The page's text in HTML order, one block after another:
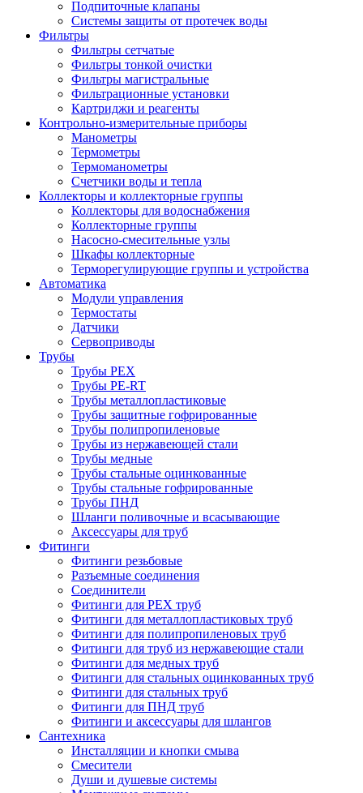
Подпиточные клапаны
Системы защиты от протечек воды
Фильтры
Фильтры сетчатые
Фильтры тонкой очистки
Фильтры магистральные
Фильтрационные установки
Картриджи и реагенты
Контрольно-измерительные приборы
Манометры
Термометры
Термоманометры
Счетчики воды и тепла
Коллекторы и коллекторные группы
Коллекторы для водоснабжения
Коллекторные группы
Насосно-смесительные узлы
Шкафы коллекторные
Терморегулирующие группы и устройства
Автоматика
Модули управления
Термостаты
Датчики
Сервоприводы
Трубы
Трубы PEX
Трубы PE-RT
Трубы металлопластиковые
Трубы защитные гофрированные
Трубы полипропиленовые
Трубы из нержавеющей стали
Трубы медные
Трубы стальные оцинкованные
Трубы стальные гофрированные
Трубы ПНД
Шланги поливочные и всасывающие
Аксессуары для труб
Фитинги
Фитинги резьбовые
Разъемные соединения
Соединители
Фитинги для PEX труб
Фитинги для металлопластиковых труб
Фитинги для полипропиленовых труб
Фитинги для труб из нержавеющие стали
Фитинги для медных труб
Фитинги для стальных оцинкованных труб
Фитинги для стальных труб
Фитинги для ПНД труб
Фитинги и аксессуары для шлангов
Сантехника
Инсталляции и кнопки смыва
Смесители
Души и душевые системы